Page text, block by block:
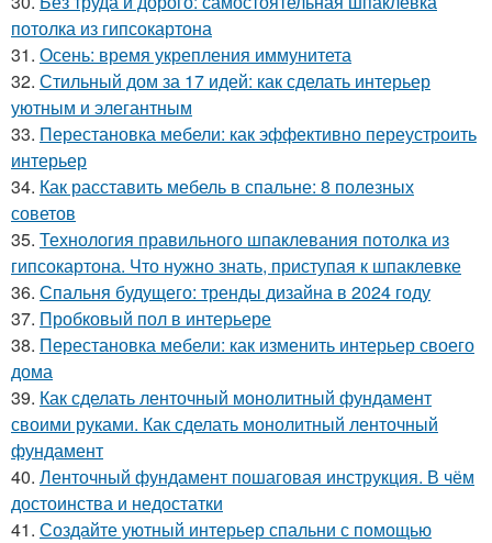
потолка из гипсокартона
31. Осень: время укрепления иммунитета
32. Стильный дом за 17 идей: как сделать интерьер
уютным и элегантным
33. Перестановка мебели: как эффективно переустроить
интерьер
34. Как расставить мебель в спальне: 8 полезных
советов
35. Технология правильного шпаклевания потолка из
гипсокартона. Что нужно знать, приступая к шпаклевке
36. Спальня будущего: тренды дизайна в 2024 году
37. Пробковый пол в интерьере
38. Перестановка мебели: как изменить интерьер своего
дома
39. Как сделать ленточный монолитный фундамент
своими руками. Как сделать монолитный ленточный
фундамент
40. Ленточный фундамент пошаговая инструкция. В чём
достоинства и недостатки
41. Создайте уютный интерьер спальни с помощью